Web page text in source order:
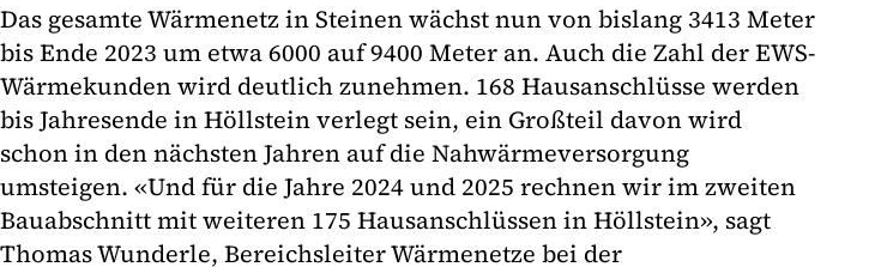
Das gesamte Wärmenetz in Steinen wächst nun von bislang 3413 Meter
bis Ende 2023 um etwa 6000 auf 9400 Meter an. Auch die Zahl der EWS-
Wärmekunden wird deutlich zunehmen. 168 Hausanschlüsse werden
bis Jahresende in Höllstein verlegt sein, ein Großteil davon wird
schon in den nächsten Jahren auf die Nahwärmeversorgung
umsteigen. «Und für die Jahre 2024 und 2025 rechnen wir im zweiten
Bauabschnitt mit weiteren 175 Hausanschlüssen in Höllstein», sagt
Thomas Wunderle, Bereichsleiter Wärmenetze bei der